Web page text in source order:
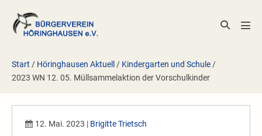
Inhalt
springen
Suche-
Start / Höringhausen Aktuell / Kindergarten und Schule/
2023 WN 12. 05. Müllsammelaktion der Vorschulkinder
12. Mai. 2023 | Brigitte Trietsch